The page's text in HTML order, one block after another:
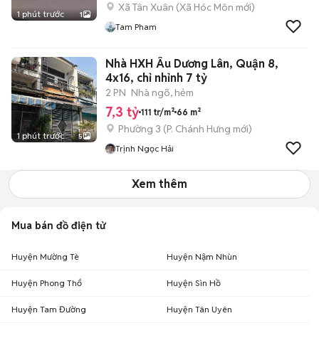
1 phút trước 1
Xã Tân Xuân (Xã Hóc Môn mới)
Tam Pham
1 phút trước 5
Nhà HXH Âu Dương Lân, Quận 8,
4x16, chỉ nhỉnh 7 tỷ
2 PN Nhà ngõ, hẻm
7,3 tỷ 111 tr/m² 66 m²
Phường 3 (P. Chánh Hưng mới)
Trịnh Ngọc Hải
Xem thêm
Mua bán đồ điện tử
Huyện Mường Tè Huyện Nậm Nhùn
Huyện Phong Thổ Huyện Sìn Hồ
Huyện Tam Đường Huyện Tân Uyên